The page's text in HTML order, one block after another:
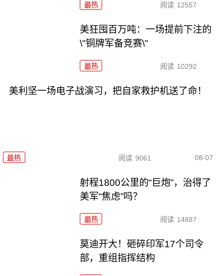
最热 阅读 12557
美狂囤百万吨：一场提前下注的
\"铜牌军备竞赛\"
最热 阅读 10292
美利坚一场电子战演习，把自家救护机送了命！
最热 阅读 9061 08-07
射程1800公里的“巨炮”，治得了
美军“焦虑”吗？
最热 阅读 14887
莫迪开大！砸碎印军17个司令
部，重组指挥结构